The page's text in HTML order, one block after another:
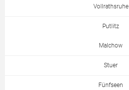
Vollrathsruhe
Putlitz
Malchow
Stuer
Fünfseen